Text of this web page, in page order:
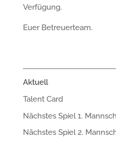
Verfügung.
Euer Betreuerteam.
Aktuell
Talent Card
Nächstes Spiel 1.
Nächstes Spiel 2.